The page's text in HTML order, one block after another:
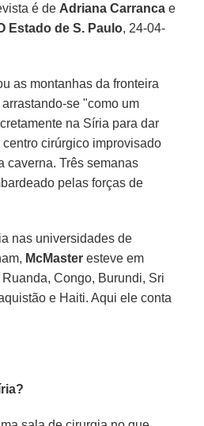
é de Adriana Carranca e
Estado de S. Paulo, 24-04-
as montanhas da fronteira
se "como um
na Síria para dar
cirúrgico improvisado
caverna. Três semanas
pelas forças de
nas universidades de
McMaster esteve em
Congo, Burundi, Sri
e Haiti. Aqui ele conta